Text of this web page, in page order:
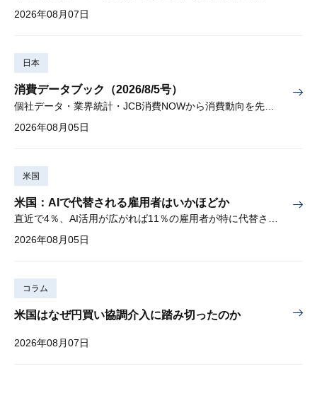
2026年08月07日
日本
消費データブック（2026/8/5号）
2026年08月05日
米国
米国：AIで代替される雇用者はいかほどか
直近で4％、AI活用が広がれば11％の雇用者が特に代替されやすい
2026年08月05日
コラム
米国はなぜ円買い協調介入に踏み切ったのか
2026年08月07日